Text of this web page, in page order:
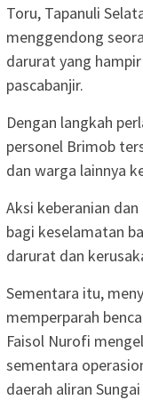
Toru, Tapanuli
menggendong
darurat yang
pascabanjir.
Dengan langkah
personel Brimob
dan warga lainnya
Aksi keberanian
bagi keselamatan
darurat dan
Sementara itu,
memperparah
Faisol Nurofi
sementara
daerah aliran